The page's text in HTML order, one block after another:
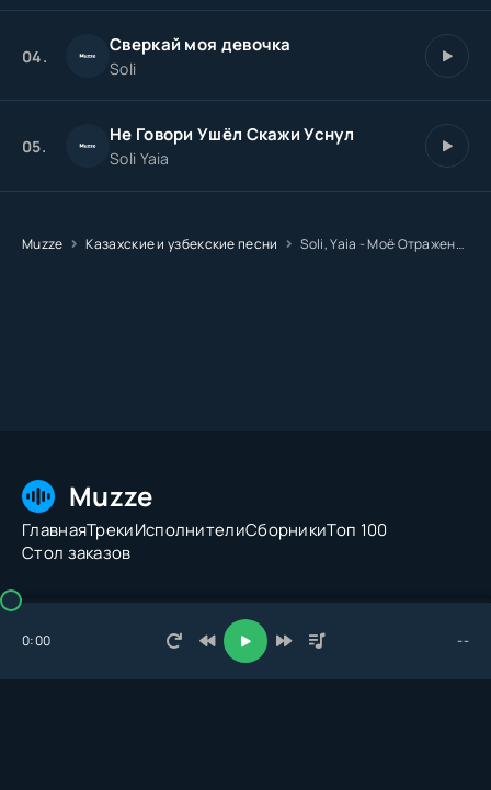
04. Сверкай моя девочка
Soli
05. Не Говори Ушёл Скажи Уснул
Soli Yaia
Muzze Казахские и узбекские песни Soli, Yaia - Моё Отраженье
Muzze
ГлавнаяТрекиИсполнителиСборникиТоп 100
Стол заказов
© 2026 Muzze.net. Все права защищены. Администрация:
admin@muzze.net
0:00 --